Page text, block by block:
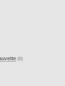
(0)